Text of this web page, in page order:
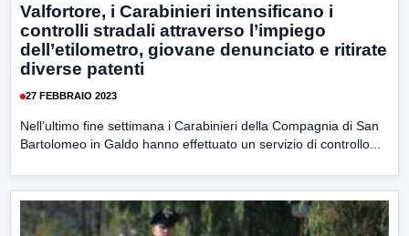
Valfortore, i Carabinieri intensificano i
controlli stradali attraverso l’impiego
dell’etilometro, giovane denunciato e ritirate
diverse patenti
27 FEBBRAIO 2023
Nell’ultimo fine settimana i Carabinieri della Compagnia di San
Bartolomeo in Galdo hanno effettuato un servizio di controllo...